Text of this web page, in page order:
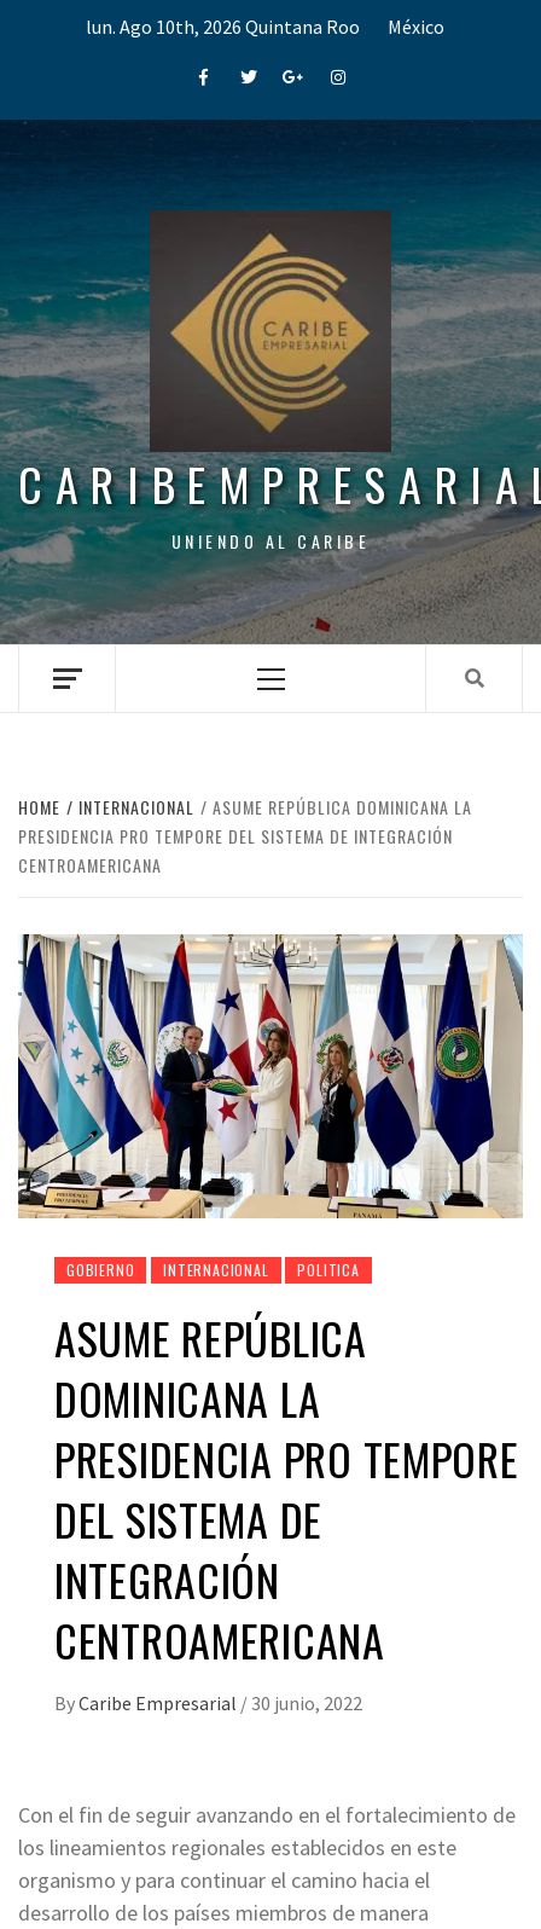
lun. Ago 10th, 2026 Quintana Roo México
FacebookTwitterGoogle+Instagram
UNIENDO AL CARIBE
Menu
HOME INTERNACIONAL
ASUME REPÚBLICA DOMINICANA LA
PRESIDENCIA PRO TEMPORE DEL SISTEMA DE INTEGRACIÓN
CENTROAMERICANA
GOBIERNO INTERNACIONAL POLITICA
ASUME REPÚBLICA
DOMINICANA LA
PRESIDENCIA PRO TEMPORE
DEL SISTEMA DE
INTEGRACIÓN
CENTROAMERICANA
ByCaribe Empresarial / 30 junio, 2022
Con el fin de seguir avanzando en el fortalecimiento de
los lineamientos regionales establecidos en este
organismo y para continuar el camino hacia el
desarrollo de los países miembros de manera